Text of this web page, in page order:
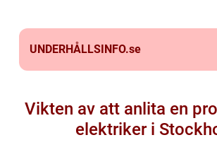
UNDERHÅLLSINFO.se
Vikten av att anlita en
elektriker i